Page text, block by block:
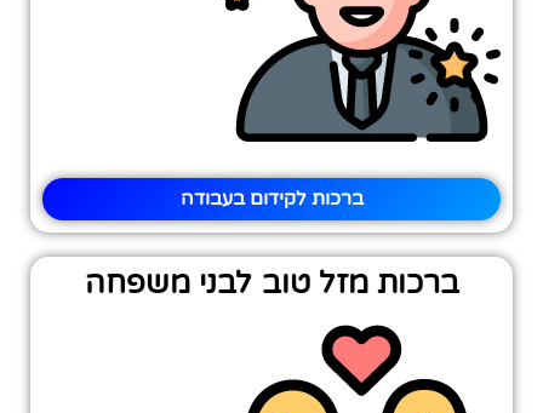
ברכות לקידום בעבודה
ברכות מזל טוב לבני משפחה